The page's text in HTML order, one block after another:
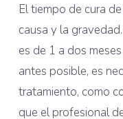
El tiempo de cura
causa y la
es de 1 a dos
antes posible, es
tratamiento, como
que el profesional